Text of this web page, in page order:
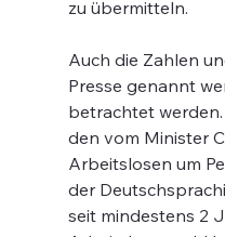
zu übermitteln.
Auch die Zahlen
Presse genannt
betrachtet
den vom Minister
Arbeitslosen um
der
seit mindestens 2